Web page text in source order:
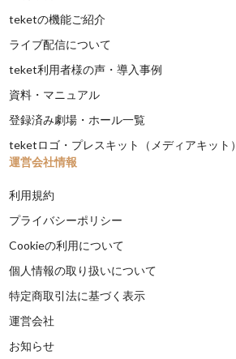
teketの機能ご紹介
ライブ配信について
teket利用者様の声・導入事例
資料・マニュアル
登録済み劇場・ホール一覧
teketロゴ・プレスキット（メディアキット）
運営会社情報
利用規約
プライバシーポリシー
Cookieの利用について
個人情報の取り扱いについて
特定商取引法に基づく表示
運営会社
お知らせ